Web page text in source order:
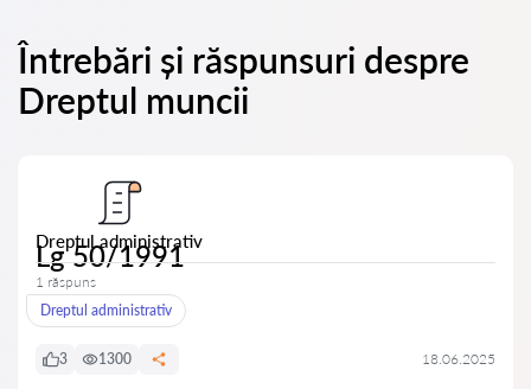
Întrebări și răspunsuri despre
Dreptul muncii
Dreptul administrativ
Lg 50/1991
1 răspuns
Dreptul administrativ
3 1300 18.06.2025